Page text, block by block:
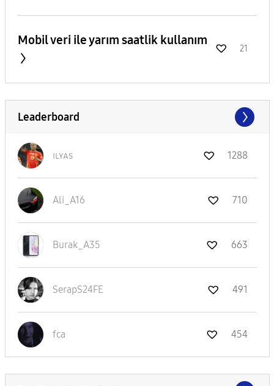
Mobil veri ile yarım saatlik kullanım
21
Leaderboard
ɪʟʏᴀs 1288
Ali_A16 710
Burak_A35 663
SerapS24FE 491
fca 454